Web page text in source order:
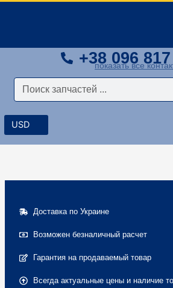
+38 096
показать все
Поиск
Доставка по Украине
Возможен безналичный расчет
Гарантия на продаваемый товар
Всегда актуальные цены и наличие